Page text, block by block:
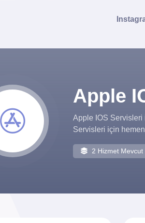
Apple
Apple IOS Servisleri
Servisleri için
2 Hizmet Mevcut